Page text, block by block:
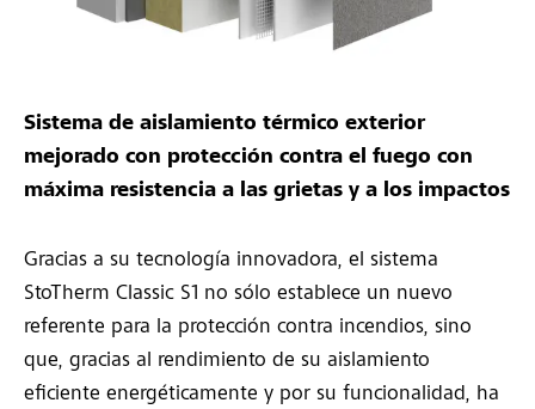
Sistema de aislamiento térmico exterior
mejorado con protección contra el fuego con
máxima resistencia a las grietas y a los impactos
Gracias a su tecnología innovadora, el sistema
StoTherm Classic S1 no sólo establece un nuevo
referente para la protección contra incendios, sino
que, gracias al rendimiento de su aislamiento
eficiente energéticamente y por su funcionalidad, ha